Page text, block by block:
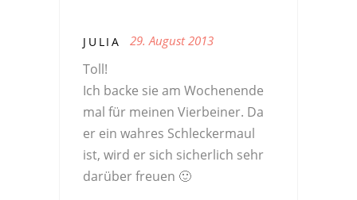
JULIA 29. August 2013
Toll!
Ich backe sie am Wochenende
mal für meinen Vierbeiner. Da
er ein wahres Schleckermaul
ist, wird er sich sicherlich sehr
darüber freuen 🙂